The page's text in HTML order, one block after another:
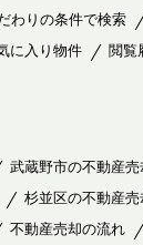
わりの条件で検索
に入り物件 閲覧
武蔵野市の不動産売
杉並区の不動産売
不動産売却の流れ